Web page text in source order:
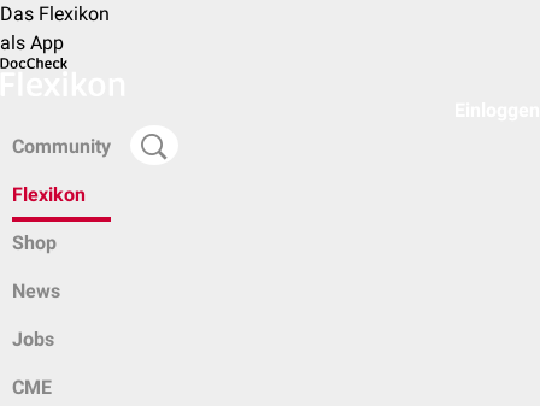
Das Flexikon
als App
Community
Flexikon
Shop
News
Jobs
CME